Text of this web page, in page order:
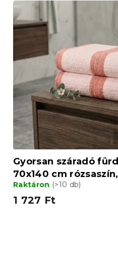
Gyorsan száradó
70x140 cm
Raktáron (>10 db)
1 727 Ft